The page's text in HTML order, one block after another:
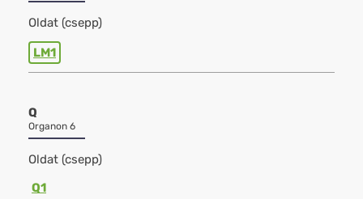
Oldat (csepp)
LM1
Q
Organon 6
Oldat (csepp)
Q1